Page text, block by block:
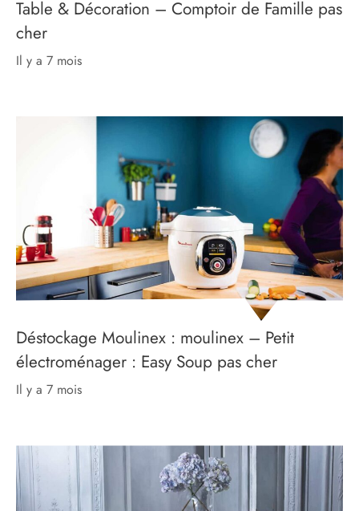
Table & Décoration – Comptoir de Famille pas
cher
il y a 7 mois
Déstockage Moulinex : moulinex – Petit
électroménager : Easy Soup pas cher
il y a 7 mois